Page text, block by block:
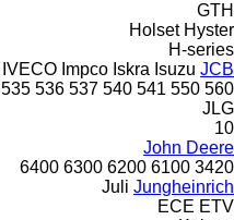
GTH
Holset Hyster
H-series
IVECO Impco Iskra Isuzu JCB
535 536 537 540 541 550 560
JLG
10
John Deere
3420
6100
6200
6300
6400
Juli Jungheinrich
ECE ETV